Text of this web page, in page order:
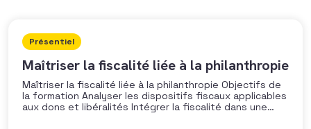
Présentiel
Maîtriser la fiscalité liée à la philanthropie
Maîtriser la fiscalité liée à la philanthropie Objectifs de
la formation Analyser les dispositifs fiscaux applicables
aux dons et libéralités Intégrer la fiscalité dans une